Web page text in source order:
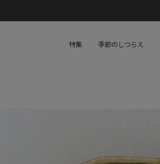
特集 季節のしつらえ